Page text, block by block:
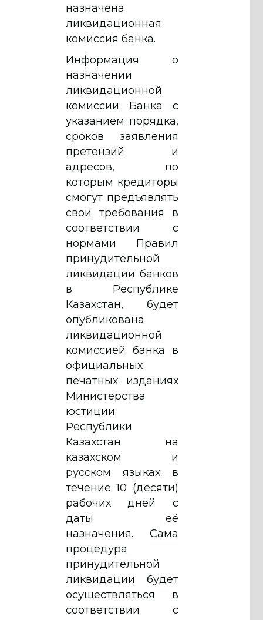
назначена
ликвидационная
комиссия банка.
Информация о
назначении
ликвидационной
комиссии Банка с
указанием порядка,
сроков заявления
претензий и
адресов, по
которым кредиторы
смогут предъявлять
свои требования в
соответствии с
нормами Правил
принудительной
ликвидации банков
в Республике
Казахстан, будет
опубликована
ликвидационной
комиссией банка в
официальных
печатных изданиях
Министерства
юстиции
Республики
Казахстан на
казахском и
русском языках в
течение 10 (десяти)
рабочих дней с
даты её
назначения. Сама
процедура
принудительной
ликвидации будет
осуществляться в
соответствии с